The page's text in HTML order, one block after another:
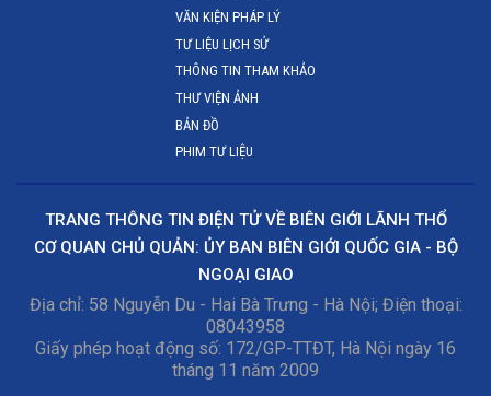
VĂN KIỆN PHÁP LÝ
TƯ LIỆU LỊCH SỬ
THÔNG TIN THAM KHẢO
THƯ VIỆN ẢNH
BẢN ĐỒ
PHIM TƯ LIỆU
TRANG THÔNG TIN ĐIỆN TỬ VỀ BIÊN GIỚI LÃNH THỔ
CƠ QUAN CHỦ QUẢN: ỦY BAN BIÊN GIỚI QUỐC GIA - BỘ
NGOẠI GIAO
Địa chỉ: 58 Nguyễn Du - Hai Bà Trưng - Hà Nội; Điện thoại:
08043958
Giấy phép hoạt động số: 172/GP-TTĐT, Hà Nội ngày 16
tháng 11 năm 2009